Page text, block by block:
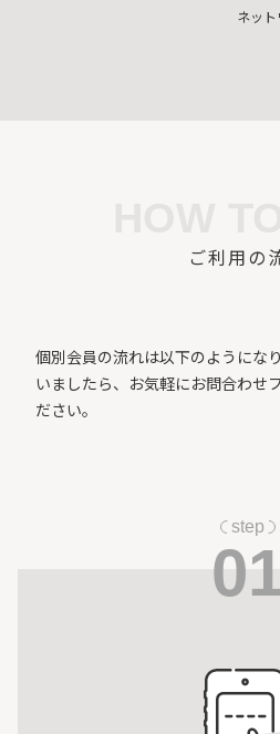
ネッ
ご利用の
個別会員の流れは以下のようにな
いましたら、お気軽にお問合わせ
ださい。
step